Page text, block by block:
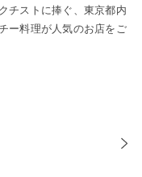
チストに捧ぐ、東京都内
ー料理が人気のお店をご